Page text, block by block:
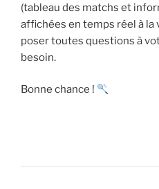
(tableau des matchs et
affichées en temps réel à la
poser toutes questions à
besoin.
Bonne chance !